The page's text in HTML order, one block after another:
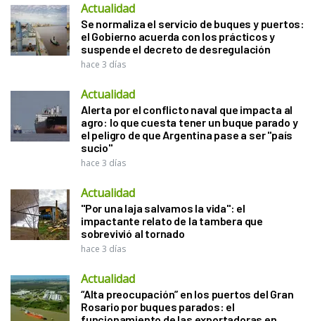
Actualidad
Se normaliza el servicio de buques y puertos:
el Gobierno acuerda con los prácticos y
suspende el decreto de desregulación
hace 3 días
Actualidad
Alerta por el conflicto naval que impacta al
agro: lo que cuesta tener un buque parado y
el peligro de que Argentina pase a ser "país
sucio"
hace 3 días
Actualidad
"Por una laja salvamos la vida": el
impactante relato de la tambera que
sobrevivió al tornado
hace 3 días
Actualidad
“Alta preocupación” en los puertos del Gran
Rosario por buques parados: el